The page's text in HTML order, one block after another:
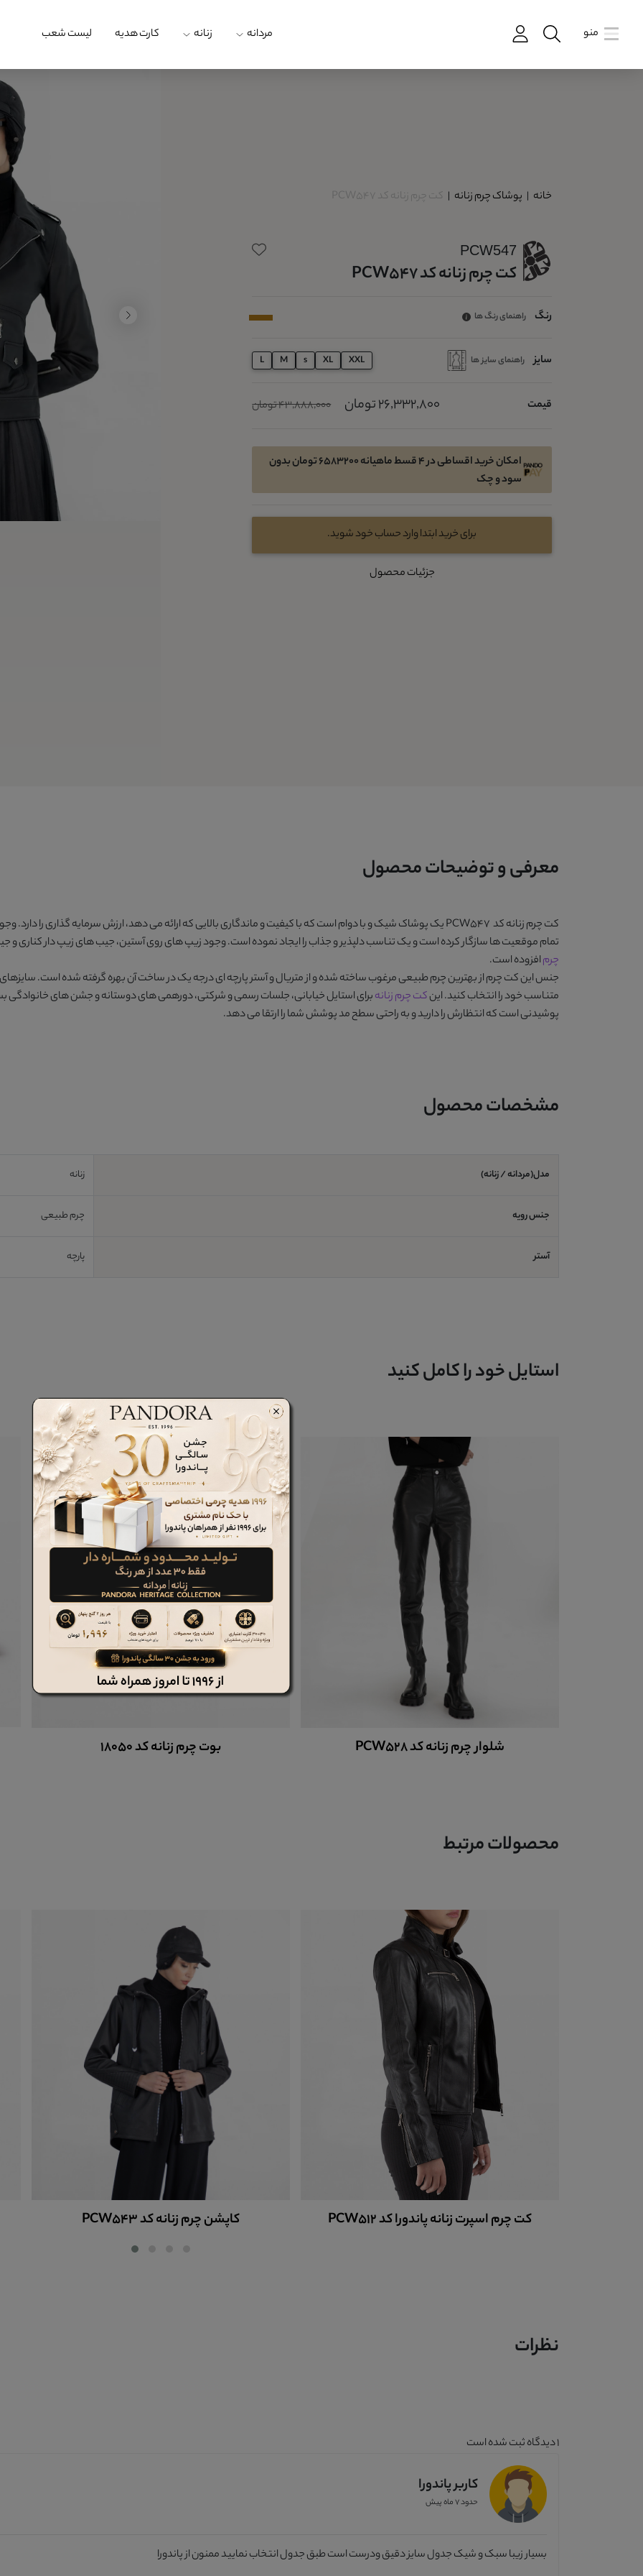
منو مردانه زنانه کارت هدیه لیست شعب
خانه | پوشاک چرم زنانه | کت چرم زنانه کد PCW547
PCW547
کت چرم زنانه کد PCW547
رنگ راهنمای رنگ ها
سایز راهنمای سایز ها L M s XL XXL
قیمت 26,332,800 تومان 43,888,000 تومان
امکان خرید اقساطی در 4 قسط ماهیانه 6583200 تومان بدون
سود و چک
برای خرید ابتدا وارد حساب خود شوید.
جزئیات محصول
معرفی و توضیحات محصول
کت چرم زنانه کد PCW547
یک پوشاک شیک و با دوام است که با کیفیت و ماندگاری بالایی که ارائه می دهد، ارزش سرمایه گذاری را دارد.
تمام موقعیت ها سازگار کرده است و یک تناسب دلپذیر و جذاب را ایجاد نموده است. وجود زیپ های روی آستین، جیب های زیپ دار کناری و
چرمافزوده است.
جنس این کت چرم از بهترین چرم طبیعی مرغوب ساخته شده و از متریال و آستر پارچه ای درجه یک در ساخت آن بهره گرفته شده است. سایزهای S،M،L،XL، XXL این کت
متناسب خود را انتخاب کنید. اینکت چرم زنانهبرای استایل خیابانی، جلسات رسمی و شرکتی، دورهمی های دوستانه و جشن های خانوادگی
پوشیدنی است که انتظارش را دارید و به راحتی سطح مد پوشش شما را ارتقا می دهد.
مشخصات محصول
مدل(مردانه / زنانه) زنانه
جنس رویه چرم طبیعی
آستر پارچه
استایل خود را کامل کنید
شلوار چرم زنانه کد PCW528 بوت چرم زنانه کد 18050
محصولات مرتبط
کت چرم اسپرت زنانه پاندورا کد PCW512 کاپشن چرم زنانه کد PCW543
نظرات
1دیدگاه ثبت شده است
کاربر پاندورا
حدود 7 ماه پیش
بسیار زیبا سبک و شیک جدول سایز دقیق ودرست است طبق جدول انتخاب نمایید ممنون از پاندورا